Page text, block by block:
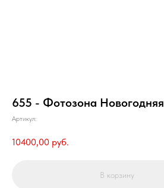
655 - Фотозона Новогодняя
Артикул:
10400,00 руб.
В корзину